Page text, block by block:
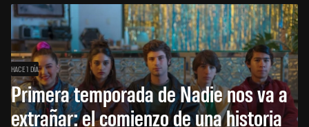
HACE 1 DÍA
Primera temporada de Nadie nos va a
extrañar: el comienzo de una historia